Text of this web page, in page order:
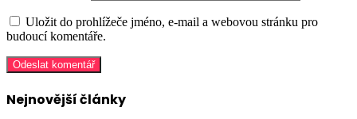
Uložit do prohlížeče jméno, e-mail a webovou stránku pro
budoucí komentáře.
Nejnovější články